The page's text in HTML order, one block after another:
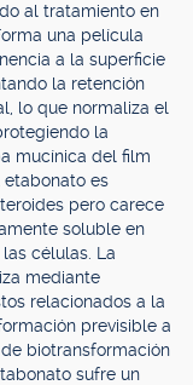
al tratamiento en
una película
a la superficie
la retención
lo que normaliza el
la
mucínica del film
es
pero carece
soluble en
células. La
mediante
relacionados a la
previsible a
biotransformación
sufre un